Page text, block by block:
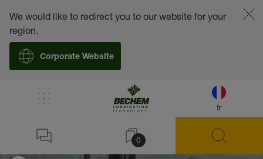
fr
0
We would like to redirect you to our website for your
region.
Corporate Website
Contact